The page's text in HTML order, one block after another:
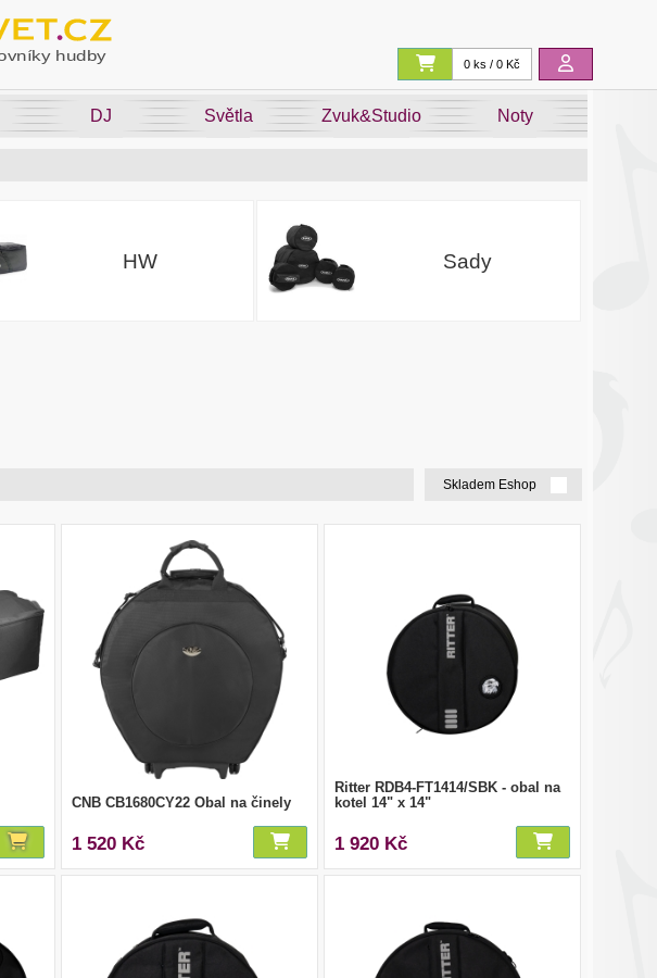
0 ks / 0 Kč
DJ Světla Zvuk&Studio Noty
HW Sady
Skladem Eshop
CNB CB1680CY22 Obal na činely
1 520 Kč
Ritter RDB4-FT1414/SBK - obal na
kotel 14" x 14"
1 920 Kč